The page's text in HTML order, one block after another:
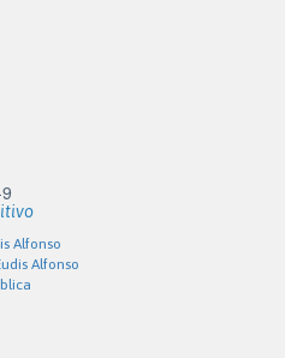
Alfonso
Alfonso